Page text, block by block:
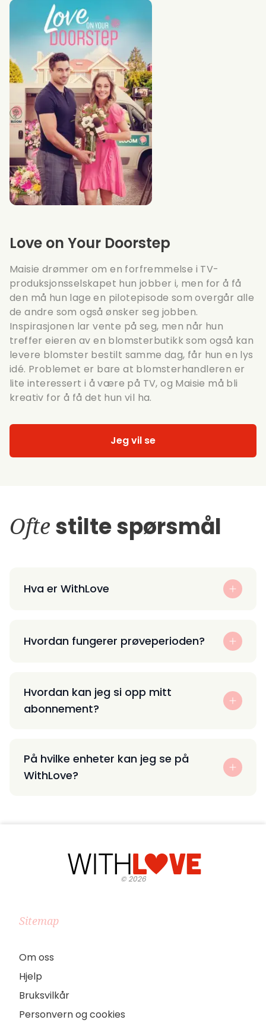
Love on Your Doorstep
Maisie drømmer om en forfremmelse i TV-
produksjonsselskapet hun jobber i, men for å få
den må hun lage en pilotepisode som overgår alle
de andre som også ønsker seg jobben.
Inspirasjonen lar vente på seg, men når hun
treffer eieren av en blomsterbutikk som også kan
levere blomster bestilt samme dag, får hun en lys
idé. Problemet er bare at blomsterhandleren er
lite interessert i å være på TV, og Maisie må bli
kreativ for å få det hun vil ha.
Jeg vil se
Ofte stilte spørsmål
Hva er WithLove
Hvordan fungerer prøveperioden?
Hvordan kan jeg si opp mitt
abonnement?
På hvilke enheter kan jeg se på
WithLove?
©2026
Sitemap
Om oss
Hjelp
Bruksvilkår
Personvern og cookies